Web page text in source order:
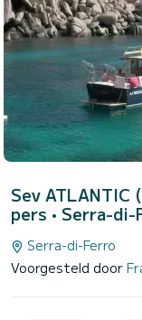
Sev ATLANTIC
pers • Serra-di-
Serra-di-Ferro
Voorgesteld door